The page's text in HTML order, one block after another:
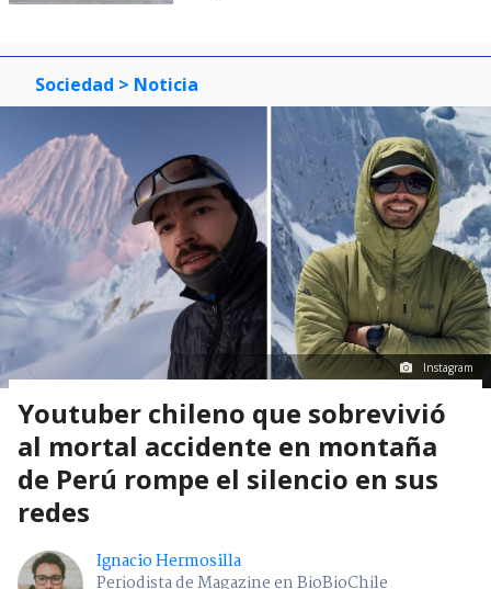
Sociedad > Noticia
Instagram
Youtuber chileno que sobrevivió
al mortal accidente en montaña
de Perú rompe el silencio en sus
redes
Ignacio Hermosilla